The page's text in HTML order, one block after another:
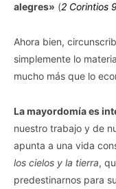
alegres» (2 Corintios
Ahora bien,
simplemente lo
mucho más que lo
La mayordomía es
nuestro trabajo y de
apunta a una vida
los cielos y la tierra,
predestinarnos para